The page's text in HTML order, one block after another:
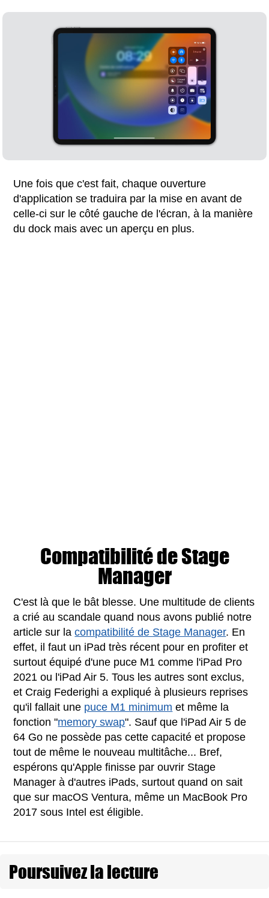
Une fois que c'est fait, chaque ouverture
d'application se traduira par la mise en avant de
celle-ci sur le côté gauche de l'écran, à la manière
du dock mais avec un aperçu en plus.
Compatibilité de Stage
Manager
C'est là que le bât blesse. Une multitude de clients
a crié au scandale quand nous avons publié notre
article sur lacompatibilité de Stage Manager. En
effet, il faut un iPad très récent pour en profiter et
surtout équipé d'une puce M1 comme l'iPad Pro
2021 ou l'iPad Air 5. Tous les autres sont exclus,
et Craig Federighi a expliqué à plusieurs reprises
qu'il fallait une puce M1 minimum et même la
fonction "memory swap". Sauf que l'iPad Air 5 de
64 Go ne possède pas cette capacité et propose
tout de même le nouveau multitâche... Bref,
espérons qu'Apple finisse par ouvrir Stage
Manager à d'autres iPads, surtout quand on sait
que sur macOS Ventura, même un MacBook Pro
2017 sous Intel est éligible.
Poursuivez la lecture